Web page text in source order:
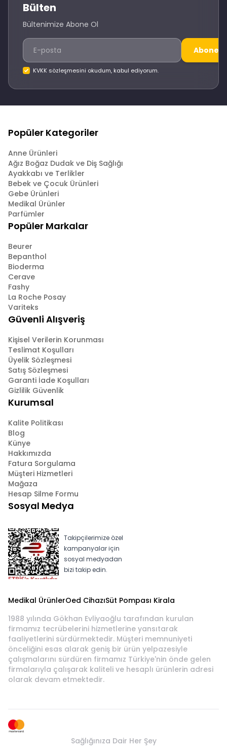
Bülten
Bültenimize Abone Ol
Abone
KVKK sözleşmesini okudum, kabul ediyorum.
Popüler Kategoriler
Anne Ürünleri
Ağız Boğaz Dudak ve Diş Sağlığı
Ayakkabı ve Terlikler
Bebek ve Çocuk Ürünleri
Gebe Ürünleri
Medikal Ürünler
Parfümler
Popüler Markalar
Beurer
Bepanthol
Bioderma
Cerave
Fashy
La Roche Posay
Variteks
Güvenli Alışveriş
Kişisel Verilerin Korunması
Teslimat Koşulları
Üyelik Sözleşmesi
Satış Sözleşmesi
Garanti İade Koşulları
Gizlilik Güvenlik
Kurumsal
Kalite Politikası
Blog
Künye
Hakkımızda
Fatura Sorgulama
Müşteri Hizmetleri
Mağaza
Hesap Silme Formu
Sosyal Medya
Takipçilerimize özel
kampanyalar için
sosyal medyadan
bizi takip edin.
Medikal ÜrünlerOed CihazıSüt Pompası Kirala
1988 yılında Gökhan Evliyaoğlu tarafından kurulan
firmamız tecrübelerini hizmetlerine yansıtarak
faaliyetlerini sürdürmektedir. Müşteri memnuniyeti
önceliğini esas alarak geniş bir ürün yelpazesiyle
çalışmalarını sürdüren firmamız Türkiye'nin önde gelen
firmalarıyla çalışarak kaliteli ve hesaplı ürünlerin adresi
olarak devam etmektedir.
Sağlığınıza Dair Her Şey